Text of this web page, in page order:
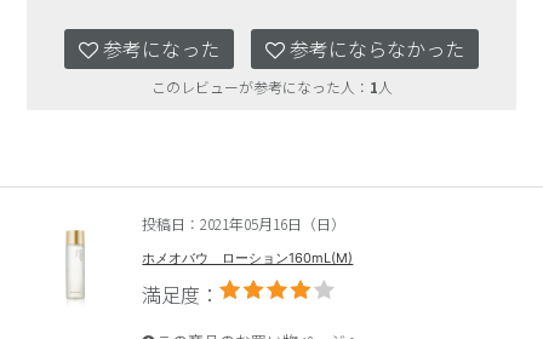
参考になった 参考にならなかった
このレビューが参考になった人： 1人
投稿日：2021年05月16日（日）
ホメオバウ ローション160mL(M)
満足度：